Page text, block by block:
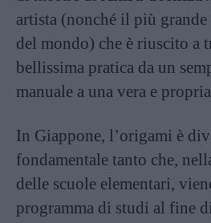
artista (nonché il più
del mondo) che è riuscito a
bellissima pratica da un
manuale a una vera e
In Giappone, l’origami è
fondamentale tanto che,
delle scuole elementari,
programma di studi al fine